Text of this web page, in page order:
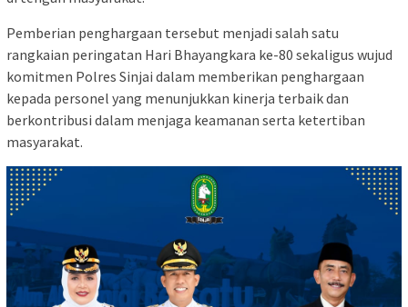
Pemberian penghargaan tersebut menjadi salah satu
rangkaian peringatan Hari Bhayangkara ke-80 sekaligus wujud
komitmen Polres Sinjai dalam memberikan penghargaan
kepada personel yang menunjukkan kinerja terbaik dan
berkontribusi dalam menjaga keamanan serta ketertiban
masyarakat.